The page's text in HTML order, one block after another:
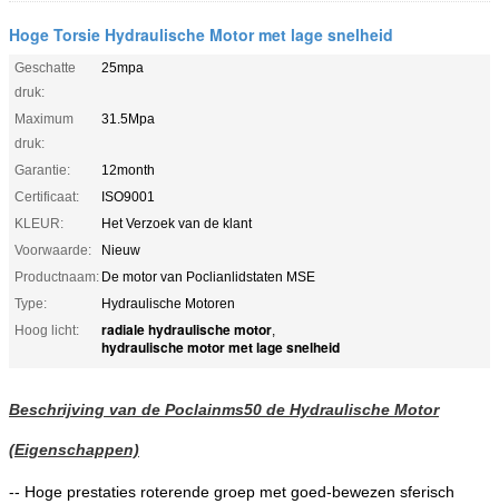
Hoge Torsie Hydraulische Motor met lage snelheid
Geschatte
druk:
25mpa
Maximum
druk:
31.5Mpa
Garantie:
12month
Certificaat:
ISO9001
KLEUR:
Het Verzoek van de klant
Voorwaarde:
Nieuw
Productnaam: De motor van Poclianlidstaten MSE
Type:
Hydraulische Motoren
Hoog licht:
radiale hydraulische motor,
hydraulische motor met lage snelheid
Beschrijving van de Poclainms50 de Hydraulische Motor
(Eigenschappen)
-- Hoge prestaties roterende groep met goed-bewezen sferisch